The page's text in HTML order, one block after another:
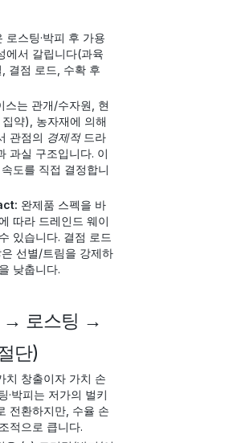
로스팅·박피 후 가용
에서 갈립니다(과육
결점 로드, 수확 후
스는 관개/수자원, 현
약), 농자재에 의해
관점의 경제적드라
과실 구조입니다. 이
도를 직접 결정합니
완제품 스펙을 바
따라 드레인드 웨이
있습니다. 결점 로드
선별/트림을 강제하
낮춥니다.
→ 로스팅 →
단)
치 창출이자 가치 손
·박피는 저가의 벌키
전환하지만, 수율 손
적으로 큽니다.